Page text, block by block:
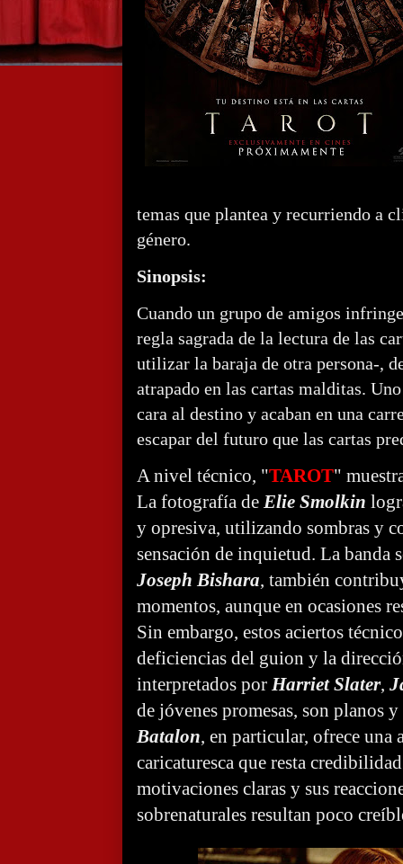
temas que plantea y recurriendo a
género.
Sinopsis:
Cuando un grupo de amigos
regla sagrada de la lectura de las
utilizar la baraja de otra persona-,
atrapado en las cartas malditas.
cara al destino y acaban en una
escapar del futuro que las cartas
A nivel técnico, "TAROT"
La fotografía de Elie Smolkin
y opresiva, utilizando sombras y
sensación de inquietud. La banda
Joseph Bishara, también
momentos, aunque en ocasiones
Sin embargo, estos aciertos
deficiencias del guion y la
interpretados por Harriet Slater,
de jóvenes promesas, son planos
Batalon, en particular, ofrece una
caricaturesca que resta
motivaciones claras y sus
sobrenaturales resultan poco